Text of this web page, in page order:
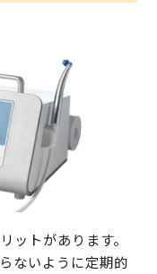
ットがあります。
ないように定期的